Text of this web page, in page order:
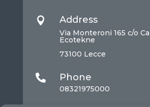
 Address
Via Monteroni 165 c/o
Ecotekne
73100 Lecce
 Phone
08321975000